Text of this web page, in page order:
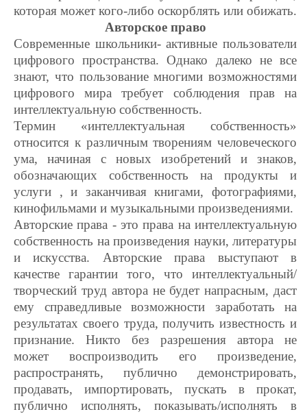
которая может кого-либо оскорблять или обижать.
Авторское право
Современные школьники- активные пользователи
цифрового пространства. Однако далеко не все
знают, что пользование многими возможностями
цифрового мира требует соблюдения прав на
интеллектуальную собственность.
Термин «интеллектуальная собственность»
относится к различным творениям человеческого
ума, начиная с новых изобретений и знаков,
обозначающих собственность на продукты и
услуги , и заканчивая книгами, фотографиями,
кинофильмами и музыкальными произведениями.
Авторские права - это права на интеллектуальную
собственность на произведения науки, литературы
и искусства. Авторские права выступают в
качестве гарантии того, что интеллектуальный/
творческий труд автора не будет напрасным, даст
ему справедливые возможности заработать на
результатах своего труда, получить известность и
признание. Никто без разрешения автора не
может воспроизводить его произведение,
распространять, публично демонстрировать,
продавать, импортировать, пускать в прокат,
публично исполнять, показывать/исполнять в